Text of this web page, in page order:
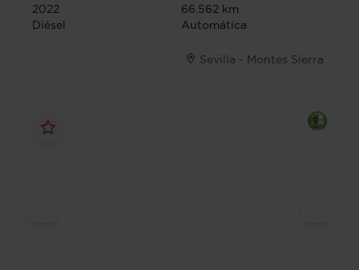
2022
66.562 km
Diésel
Automática
Sevilla - Montes Sierra